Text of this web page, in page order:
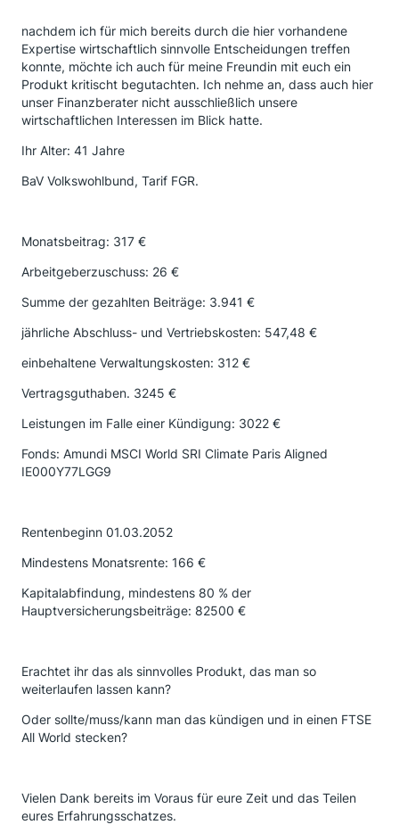
nachdem ich für mich bereits durch die hier vorhandene
Expertise wirtschaftlich sinnvolle Entscheidungen treffen
konnte, möchte ich auch für meine Freundin mit euch ein
Produkt kritischt begutachten. Ich nehme an, dass auch hier
unser Finanzberater nicht ausschließlich unsere
wirtschaftlichen Interessen im Blick hatte.
Ihr Alter: 41 Jahre
BaV Volkswohlbund, Tarif FGR.
Monatsbeitrag: 317 €
Arbeitgeberzuschuss: 26 €
Summe der gezahlten Beiträge: 3.941 €
jährliche Abschluss- und Vertriebskosten: 547,48 €
einbehaltene Verwaltungskosten: 312 €
Vertragsguthaben. 3245 €
Leistungen im Falle einer Kündigung: 3022 €
Fonds: Amundi MSCI World SRI Climate Paris Aligned
IE000Y77LGG9
Rentenbeginn 01.03.2052
Mindestens Monatsrente: 166 €
Kapitalabfindung, mindestens 80 % der
Hauptversicherungsbeiträge: 82500 €
Erachtet ihr das als sinnvolles Produkt, das man so
weiterlaufen lassen kann?
Oder sollte/muss/kann man das kündigen und in einen FTSE
All World stecken?
Vielen Dank bereits im Voraus für eure Zeit und das Teilen
eures Erfahrungsschatzes.